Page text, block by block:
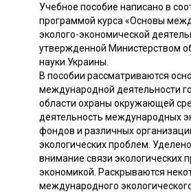
Учебное пособие написано в
программой курса «Основы
эколого-экономической
утвержденной Министерством
науки Украины.
В пособии рассматриваются
международной деятельности
области охраны окружающей
деятельность международных
фондов и различных
экологических проблем.
внимание связи экологических
экономикой. Раскрываются
международного